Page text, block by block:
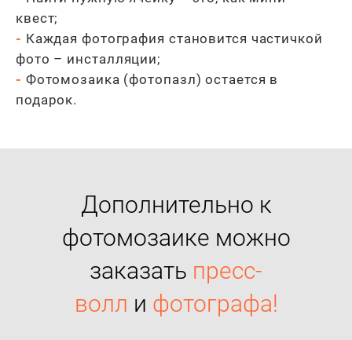
квест;
- Каждая фотография становится частичкой
фото – инсталляции;
- Фотомозаика (фотопазл) остается в
подарок.
Дополнительно к
фотомозаике можно
заказать пресс-
волл и фотографа!